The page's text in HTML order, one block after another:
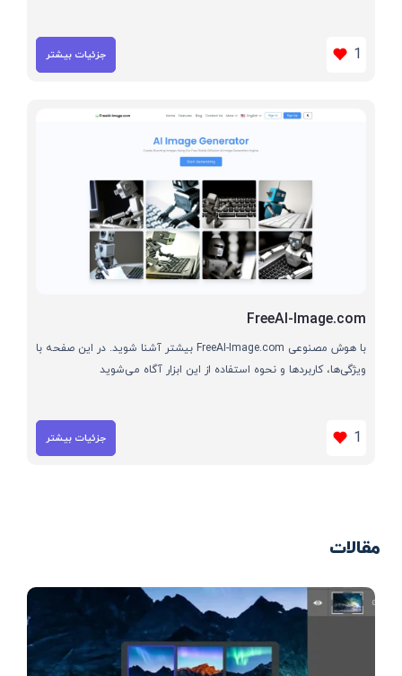
1 جزئیات بیشتر
FreeAI-Image.com
با هوش مصنوعی FreeAI-Image.com بیشتر آشنا شوید. در این صفحه با
ویژگی‌ها، کاربردها و نحوه استفاده از این ابزار آگاه می‌شوید
1 جزئیات بیشتر
مقالات